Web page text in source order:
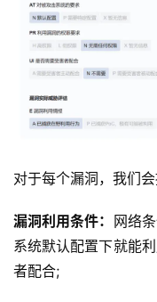
对于每个漏洞，我们会
漏洞利用条件：
网络
系统默认配置下就能
者配合;